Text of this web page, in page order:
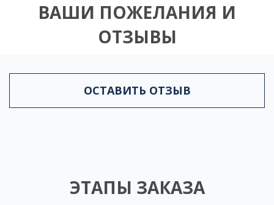
ВАШИ ПОЖЕЛАНИЯ И
ОТЗЫВЫ
ОСТАВИТЬ ОТЗЫВ
ЭТАПЫ ЗАКАЗА